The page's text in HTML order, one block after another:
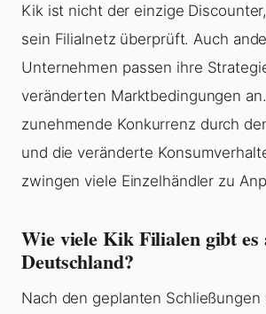
Kik ist nicht der einzige
sein Filialnetz überprüft. Auch
Unternehmen passen ihre
veränderten Marktbedingungen
zunehmende Konkurrenz durch
und die veränderte
zwingen viele Einzelhändler zu
Wie viele Kik Filialen gibt
Deutschland?
Nach den geplanten Schließungen